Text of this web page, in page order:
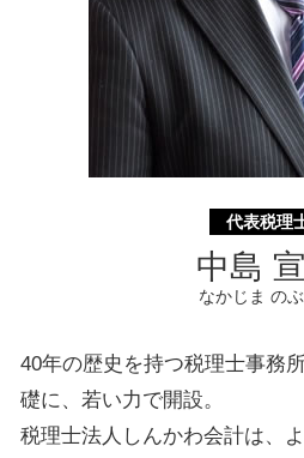
代表税理
中島
なかじま の
40年の歴史を持つ税理士事務
礎に、若い力で開設。
税理士法人しんかわ会計は、